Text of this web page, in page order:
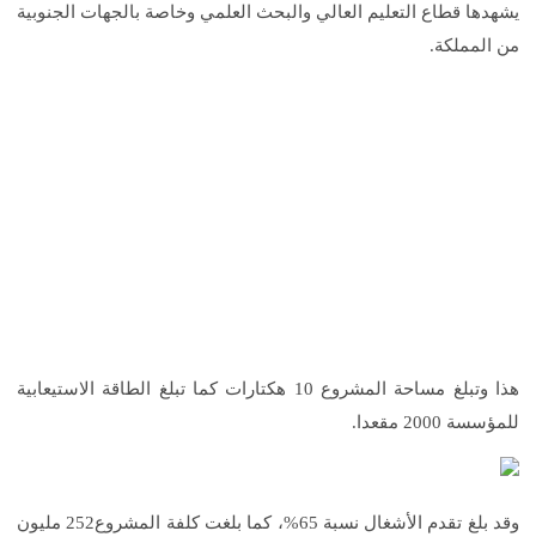
يشهدها قطاع التعليم العالي والبحث العلمي وخاصة بالجهات الجنوبية
من المملكة.
هذا وتبلغ مساحة المشروع 10 هكتارات كما تبلغ الطاقة الاستيعابية
للمؤسسة 2000 مقعدا.
وقد بلغ تقدم الأشغال نسبة 65%، كما بلغت كلفة المشروع252 مليون